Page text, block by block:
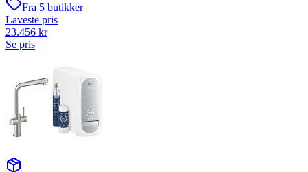
Fra 5 butikker
Laveste pris
23.456 kr
Se pris